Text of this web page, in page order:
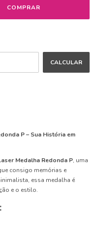
CALCULAR
P – Sua História em
Medalha Redonda P, uma
consigo memórias e
essa medalha é
e o estilo.